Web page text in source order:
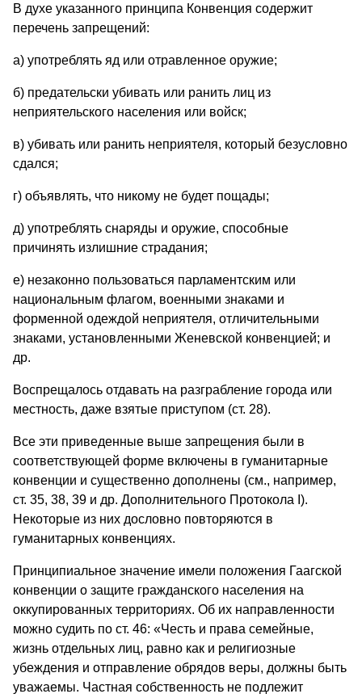
В духе указанного принципа Конвенция содержит
перечень запрещений:
а) употреблять яд или отравленное оружие;
б) предательски убивать или ранить лиц из
неприятельского населения или войск;
в) убивать или ранить неприятеля, который безусловно
сдался;
г) объявлять, что никому не будет пощады;
д) употреблять снаряды и оружие, способные
причинять излишние страдания;
е) незаконно пользоваться парламентским или
национальным флагом, военными знаками и
форменной одеждой неприятеля, отличительными
знаками, установленными Женевской конвенцией; и
др.
Воспрещалось отдавать на разграбление города или
местность, даже взятые приступом (ст. 28).
Все эти приведенные выше запрещения были в
соответствующей форме включены в гуманитарные
конвенции и существенно дополнены (см., например,
ст. 35, 38, 39 и др. Дополнительного Протокола I).
Некоторые из них дословно повторяются в
гуманитарных конвенциях.
Принципиальное значение имели положения Гаагской
конвенции о защите гражданского населения на
оккупированных территориях. Об их направленности
можно судить по ст. 46: «Честь и права семейные,
жизнь отдельных лиц, равно как и религиозные
убеждения и отправление обрядов веры, должны быть
уважаемы. Частная собственность не подлежит